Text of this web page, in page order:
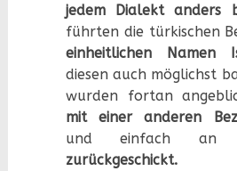
jedem Dialekt anders
führten die türkischen
einheitlichen Namen
diesen auch möglichst
wurden fortan
mit einer anderen
und einfach an
zurückgeschickt.